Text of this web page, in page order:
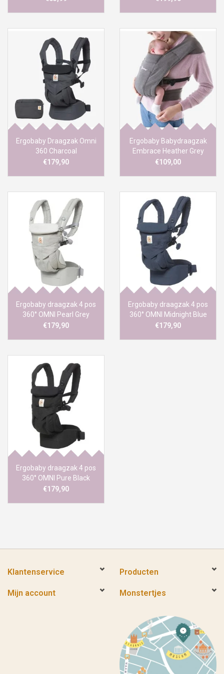
Ergobaby Draagzak Omni
360 Charcoal
€179,90
Ergobaby Babydraagzak
Embrace Heather Grey
€109,00
Ergobaby draagzak 4 pos
360° OMNI Pearl Grey
€179,90
Ergobaby draagzak 4 pos
360° OMNI Midnight Blue
€179,90
Ergobaby draagzak 4 pos
360° OMNI Pure Black
€179,90
Klantenservice Producten
Mijn account Monstertjes